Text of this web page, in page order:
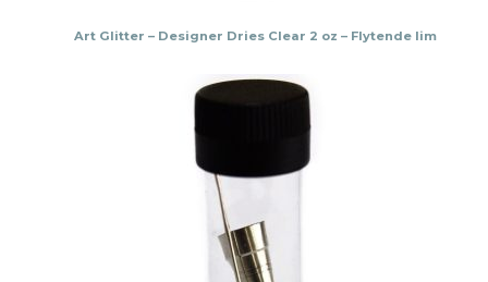
Art Glitter – Designer Dries Clear 2 oz – Flytende lim